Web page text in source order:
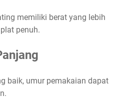
memiliki berat yang lebih
penuh.
baik, umur pemakaian dapat